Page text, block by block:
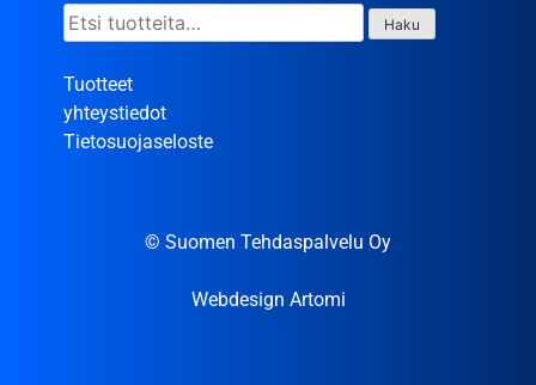
Etsi: Haku
Tuotteet
yhteystiedot
Tietosuojaseloste
© Suomen Tehdaspalvelu Oy
Webdesign Artomi